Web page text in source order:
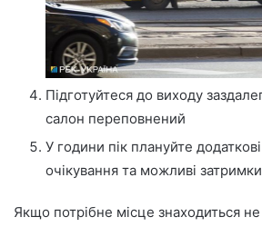
Підготуйтеся до виходу
салон переповнений
У години пік плануйте
очікування та можливі затримки
Якщо потрібне місце знаходиться